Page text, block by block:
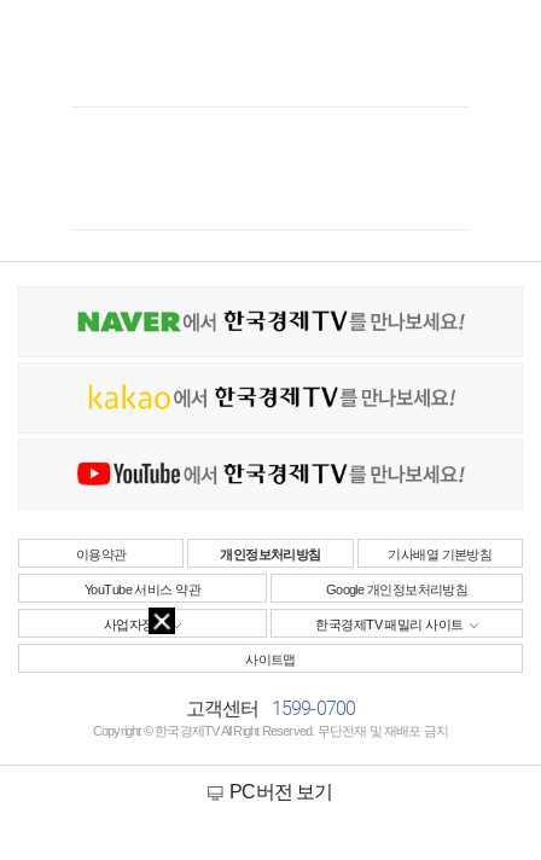
이용약관 개인정보처리방침 기사배열 기본방침
YouTube 서비스 약관 Google 개인정보처리방침
사업자정보 한국경제TV 패밀리 사이트
사이트맵
고객센터 1599-0700
Copyright © 한국경제TV All Right Reserved. 무단전재 및 재배포 금지
PC버전 보기